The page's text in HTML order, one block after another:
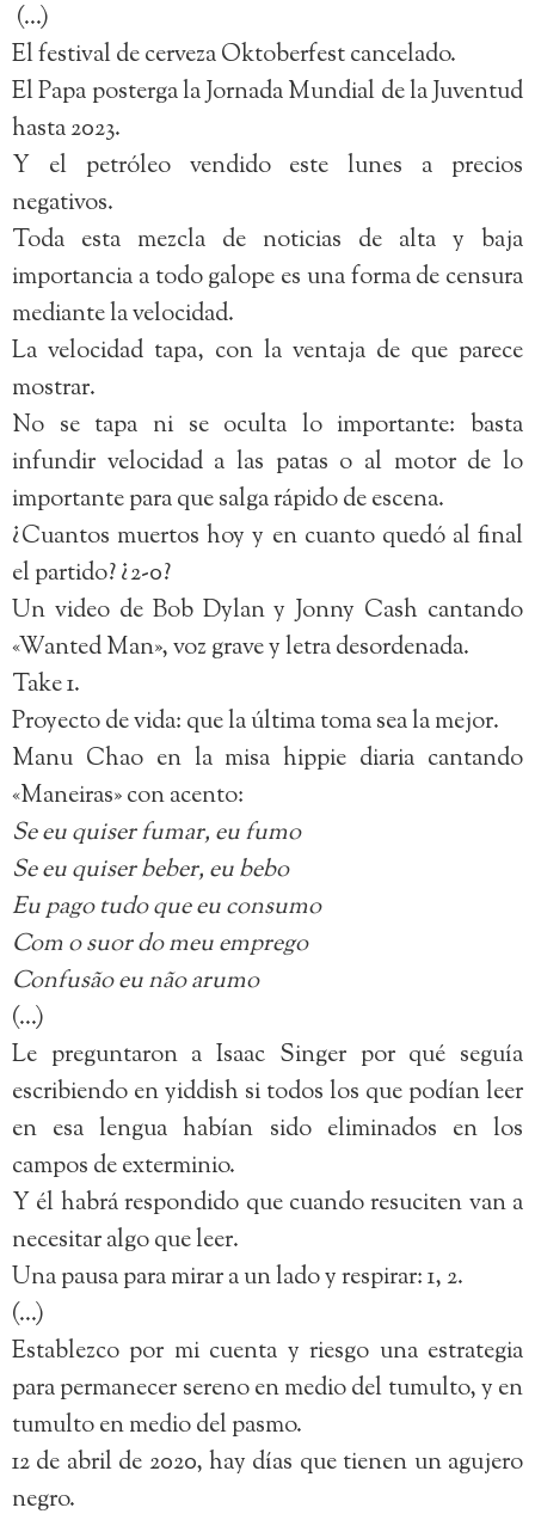
(…)
El festival de cerveza Oktoberfest cancelado.
El Papa posterga la Jornada Mundial de la Juventud
hasta 2023.
Y el petróleo vendido este lunes a precios
negativos.
Toda esta mezcla de noticias de alta y baja
importancia a todo galope es una forma de censura
mediante la velocidad.
La velocidad tapa, con la ventaja de que parece
mostrar.
No se tapa ni se oculta lo importante: basta
infundir velocidad a las patas o al motor de lo
importante para que salga rápido de escena.
¿Cuantos muertos hoy y en cuanto quedó al final
el partido? ¿2-0?
Un video de Bob Dylan y Jonny Cash cantando
«Wanted Man», voz grave y letra desordenada.
Take 1.
Proyecto de vida: que la última toma sea la mejor.
Manu Chao en la misa hippie diaria cantando
«Maneiras» con acento:
Se eu quiser fumar, eu fumo
Se eu quiser beber, eu bebo
Eu pago tudo que eu consumo
Com o suor do meu emprego
Confusão eu não arumo
(…)
Le preguntaron a Isaac Singer por qué seguía
escribiendo en yiddish si todos los que podían leer
en esa lengua habían sido eliminados en los
campos de exterminio.
Y él habrá respondido que cuando resuciten van a
necesitar algo que leer.
Una pausa para mirar a un lado y respirar: 1, 2.
(…)
Establezco por mi cuenta y riesgo una estrategia
para permanecer sereno en medio del tumulto, y en
tumulto en medio del pasmo.
12 de abril de 2020, hay días que tienen un agujero
negro.